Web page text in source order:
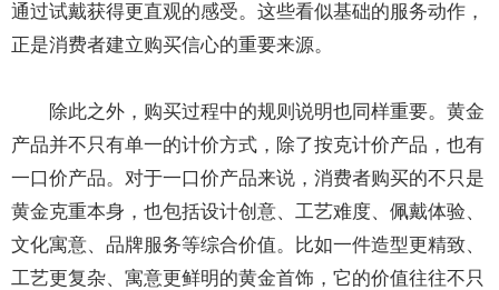
通过试戴获得更直观的感受。这些看似基础的服务动作，
正是消费者建立购买信心的重要来源。
除此之外，购买过程中的规则说明也同样重要。黄金
产品并不只有单一的计价方式，除了按克计价产品，也有
一口价产品。对于一口价产品来说，消费者购买的不只是
黄金克重本身，也包括设计创意、工艺难度、佩戴体验、
文化寓意、品牌服务等综合价值。比如一件造型更精致、
工艺更复杂、寓意更鲜明的黄金首饰，它的价值往往不只